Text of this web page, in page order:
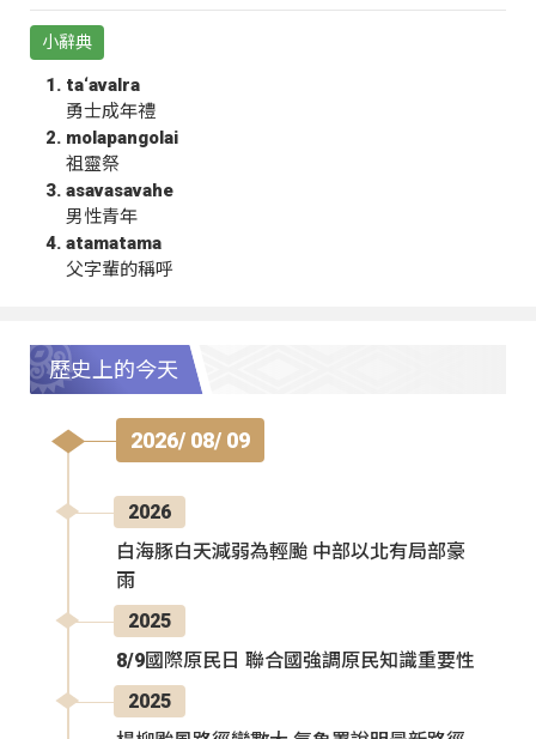
小辭典
ta‘avalra
勇士成年禮
molapangolai
祖靈祭
asavasavahe
男性青年
atamatama
父字輩的稱呼
歷史上的今天
2026/ 08/ 09
2026
白海豚白天減弱為輕颱 中部以北有局部豪
雨
2025
8/9國際原民日 聯合國強調原民知識重要性
2025